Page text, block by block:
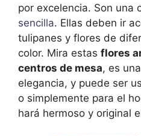
por excelencia. Son una
sencilla. Ellas deben ir
tulipanes y flores de
color. Mira estas flores
centros de mesa, es
elegancia, y puede ser
o simplemente para el
hará hermoso y original